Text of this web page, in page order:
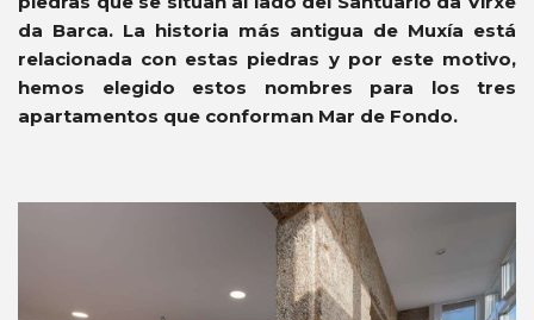
da Barca. La historia más antigua de Muxía está
relacionada con estas piedras y por este motivo,
hemos elegido estos nombres para los tres
apartamentos que conforman Mar de Fondo.